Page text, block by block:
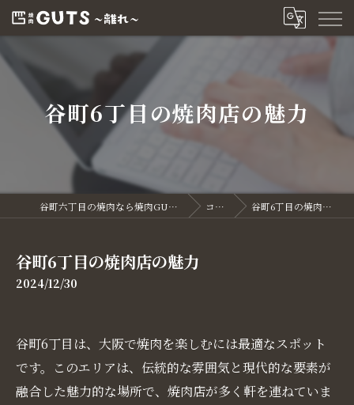
谷町6丁目の焼肉店の魅力
谷町六丁目の焼肉なら焼肉GUTS～離れ～ コラム 谷町6丁目の焼肉店の魅力
谷町6丁目の焼肉店の魅力
2024/12/30
谷町6丁目は、大阪で焼肉を楽しむには最適なスポット
です。このエリアは、伝統的な雰囲気と現代的な要素が
融合した魅力的な場所で、焼肉店が多く軒を連ねていま